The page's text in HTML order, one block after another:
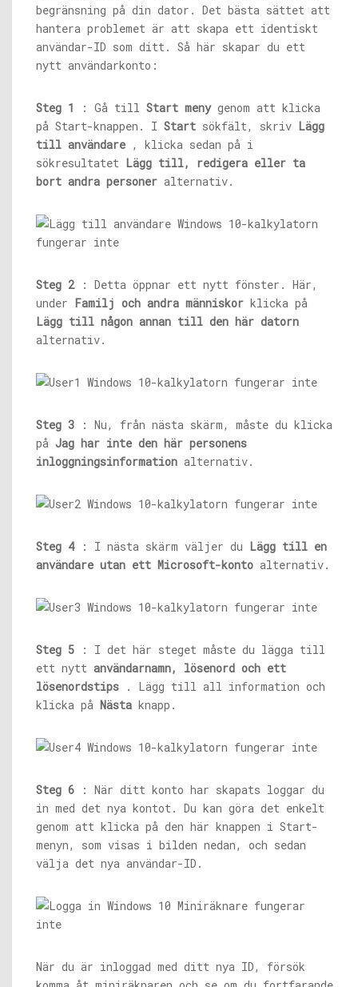
begränsning på din dator. Det bästa sättet att
hantera problemet är att skapa ett identiskt
användar-ID som ditt. Så här skapar du ett
nytt användarkonto:
Steg 1 : Gå till Start menygenom att klicka
på Start-knappen. I Start sökfält, skriv Lägg
till användare , klicka sedan på i
sökresultatet Lägg till, redigera eller ta
bort andra personer alternativ.
Steg 2: Detta öppnar ett nytt fönster. Här,
under Familj och andra människor klicka på
Lägg till någon annan till den här datorn
alternativ.
Steg 3 : Nu, från nästa skärm, måste du klicka
på Jag har inte den här personens
inloggningsinformation alternativ.
Steg 4: I nästa skärm väljer du Lägg till en
användare utan ett Microsoft-konto alternativ.
Steg 5 : I det här steget måste du lägga till
ett nytt användarnamn, lösenord och ett
lösenordstips . Lägg till all information och
klicka på Nästa knapp.
Steg 6 : När ditt konto har skapats loggar du
in med det nya kontot. Du kan göra det enkelt
genom att klicka på den här knappen i Start-
menyn, som visas i bilden nedan, och sedan
välja det nya användar-ID.
När du är inloggad med ditt nya ID, försök